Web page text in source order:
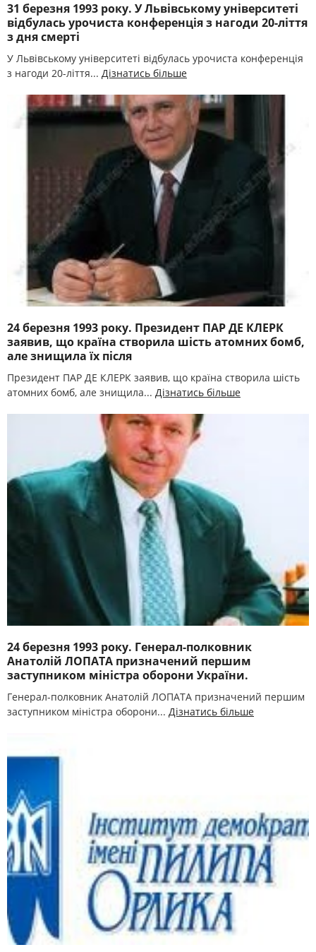
31 березня 1993 року. У Львівському університеті
відбулась урочиста конференція з нагоди 20-ліття
з дня смерті
У Львівському університеті відбулась урочиста конференція
з нагоди 20-ліття... Дізнатись більше
24 березня 1993 року. Президент ПАР ДЕ КЛЕРК
заявив, що країна створила шість атомних бомб,
але знищила їх після
Президент ПАР ДЕ КЛЕРК заявив, що країна створила шість
атомних бомб, але знищила... Дізнатись більше
24 березня 1993 року. Генерал-полковник
Анатолій ЛОПАТА призначений першим
заступником міністра оборони України.
Генерал-полковник Анатолій ЛОПАТА призначений першим
заступником міністра оборони... Дізнатись більше